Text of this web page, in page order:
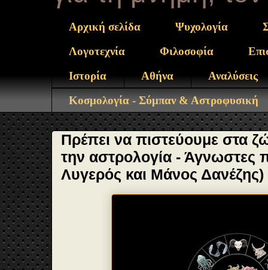
Αρχική σελίδα Ψυχολογία
Λογοτεχνία
Φιλοσοφία
Ιστορία
Αθήνα
Αναλύσεις
Κοσμολογία - Σύμπαν & Αστροφυσική
Πρέπει να πιστεύουμε στα
την αστρολογία - Άγνωστες
Λυγερός και Μάνος Δανέζης)